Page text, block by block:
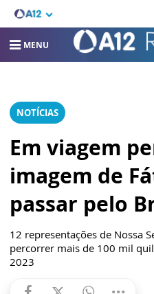
MENU
NOTÍCIAS
Em viagem
imagem de
passar pelo
12 representações de Nossa
percorrer mais de 100 mil
2023